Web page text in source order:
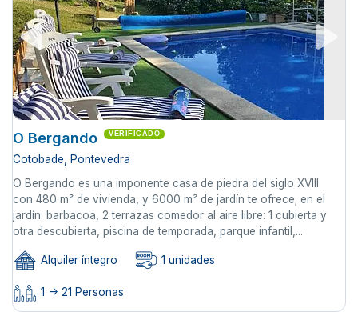
O Bergando VERIFICADO
Cotobade, Pontevedra
O Bergando es una imponente casa de piedra del siglo XVIII
con 480 m² de vivienda, y 6000 m² de jardín te ofrece; en el
jardín: barbacoa, 2 terrazas comedor al aire libre: 1 cubierta y
otra descubierta, piscina de temporada, parque infantil,...
Alquiler íntegro 1 unidades
1 -> 21 Personas